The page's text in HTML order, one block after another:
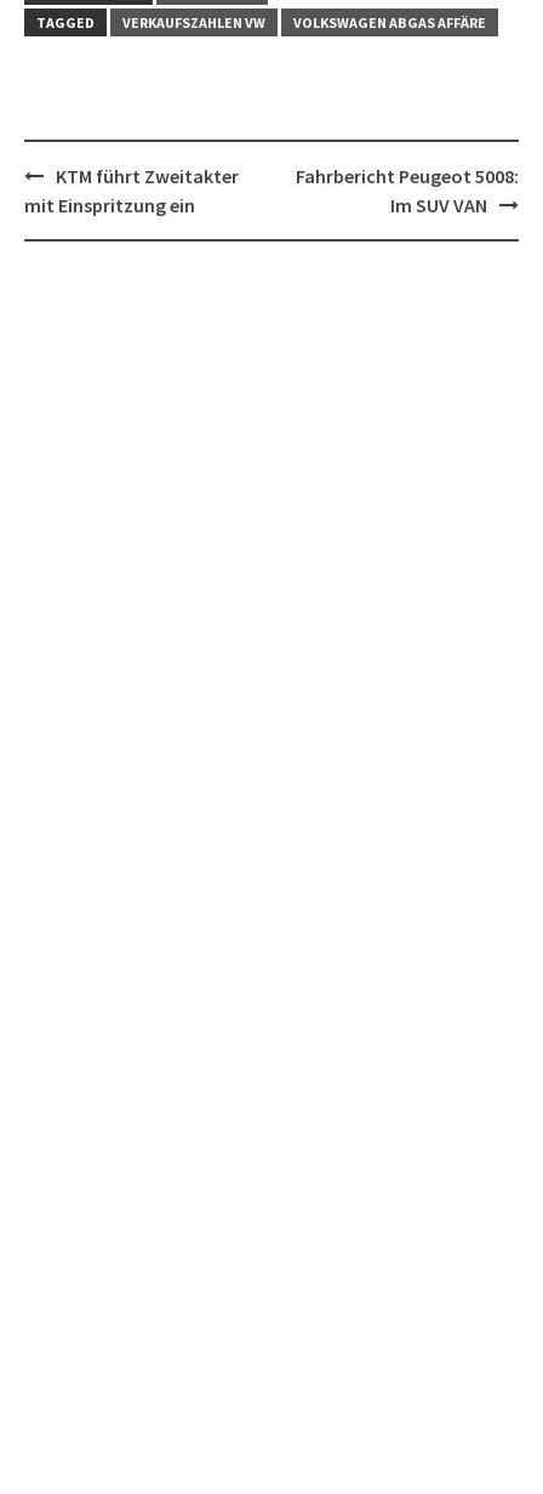
TAGGED VERKAUFSZAHLEN VW VOLKSWAGEN ABGAS AFFÄRE
Post
navigation
KTM führt Zweitakter
mit Einspritzung ein
Fahrbericht Peugeot 5008:
Im SUV VAN